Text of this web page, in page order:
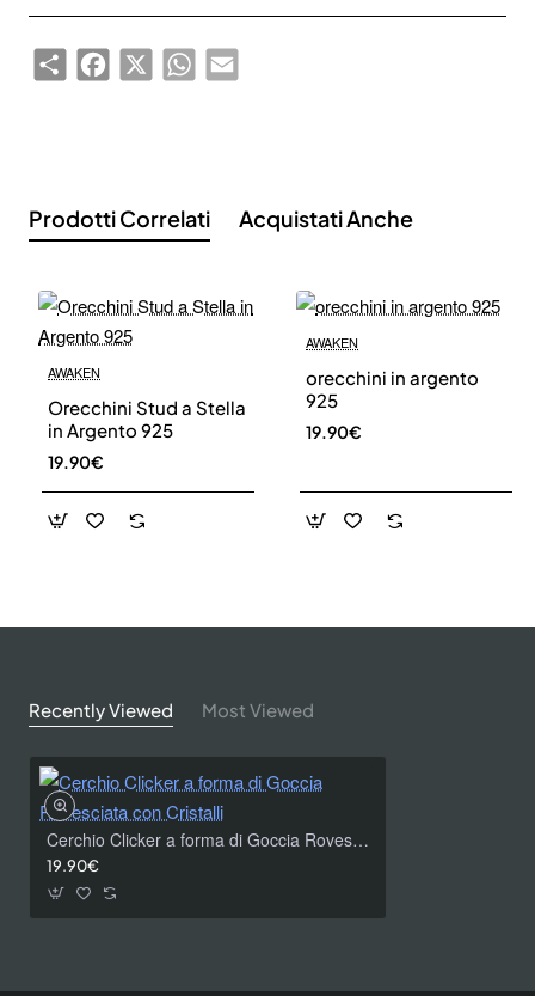
Iscriviti alla nostra newsletter e ottieni uno
sconto del 10%
Don't show again.
ShareFacebook
X WhatsAppEmail
Prodotti Correlati Acquistati Anche
AWAKEN
Orecchini Stud a Stella
in Argento 925
19.90€
AWAKEN
orecchini in argento
925
19.90€
Recently Viewed Most Viewed
Cerchio Clicker a forma di Goccia Rovesciata con Cristalli
19.90€